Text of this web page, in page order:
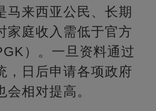
马来西亚公民、长期
家庭收入需低于官方
）。一旦资料通过
，日后申请各项政府
相对提高。